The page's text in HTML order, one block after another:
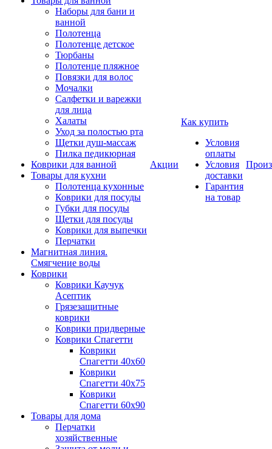
Наборы для бани и
ванной
Полотенца
Полотенце детское
Тюрбаны
Полотенце пляжное
Повязки для волос
Мочалки
Салфетки и варежки
для лица
Халаты
Уход за полостью рта
Щетки душ-массаж
Пилка педикюрная
Коврики для ванной
Товары для кухни
Полотенца кухонные
Коврики для посуды
Губки для посуды
Щетки для посуды
Коврики для выпечки
Перчатки
Магнитная линия.
Смягчение воды
Коврики
Коврики Каучук
Асептик
Грязезащитные
коврики
Коврики придверные
Коврики Спагетти
Коврики
Спагетти 40х60
Коврики
Спагетти 40х75
Коврики
Спагетти 60х90
Товары для дома
Перчатки
хозяйственные
Акции
Как купить
Условия
оплаты
Условия
доставки
Гарантия
на товар